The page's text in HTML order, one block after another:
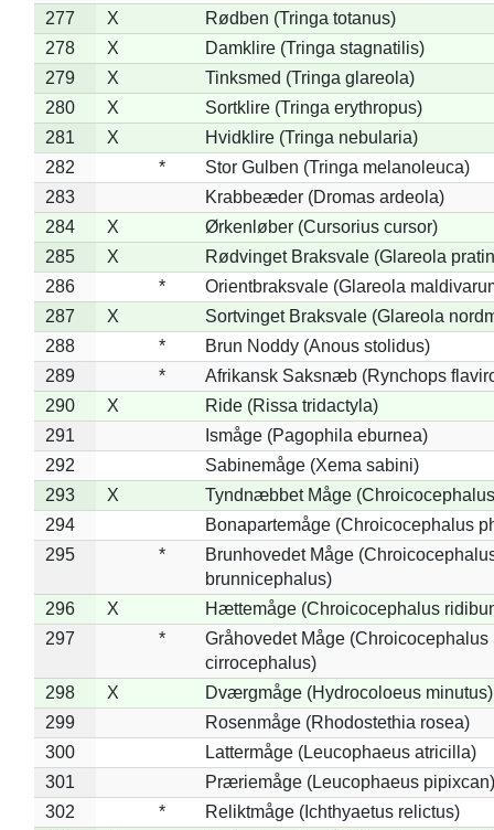
277
X
Rødben (Tringa totanus)
278
X
Damklire (Tringa stagnatilis)
279
X
Tinksmed (Tringa glareola)
280
X
Sortklire (Tringa erythropus)
281
X
Hvidklire (Tringa nebularia)
282
*
Stor Gulben (Tringa melanoleuca)
283
Krabbeæder (Dromas ardeola)
284
X
Ørkenløber (Cursorius cursor)
285
X
Rødvinget Braksvale (Glareola
286
*
Orientbraksvale (Glareola
287
X
Sortvinget Braksvale (Glareola
288
*
Brun Noddy (Anous stolidus)
289
*
Afrikansk Saksnæb (Rynchops
290
X
Ride (Rissa tridactyla)
291
Ismåge (Pagophila eburnea)
292
Sabinemåge (Xema sabini)
293
X
Tyndnæbbet Måge
294
Bonapartemåge (Chroicocephalus
295
*
Brunhovedet Måge
brunnicephalus)
296
X
Hættemåge (Chroicocephalus
297
*
Gråhovedet Måge (Chroicocephalus
cirrocephalus)
298
X
Dværgmåge (Hydrocoloeus minutus)
299
Rosenmåge (Rhodostethia rosea)
300
Lattermåge (Leucophaeus atricilla)
301
Præriemåge (Leucophaeus pipixcan)
302
*
Reliktmåge (Ichthyaetus relictus)